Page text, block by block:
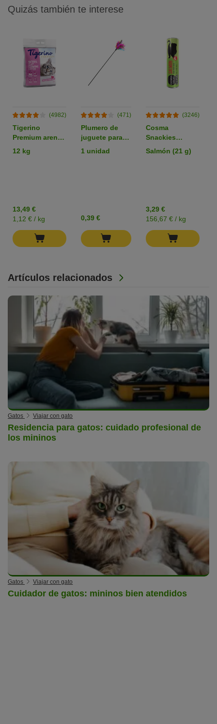
Artículos relacionados
Gatos Viajar con gato
Residencia para gatos: cuidado profesional de
los mininos
Gatos Viajar con gato
Cuidador de gatos: mininos bien atendidos
Quizás también te interese
(4982)
Tigerino
Premium arena
aglomerante
con olor a talco
12 kg
13,49 €
1,12 € / kg
(471)
Plumero de
juguete para
gatos
1 unidad
0,39 €
(3246)
Cosma
Snackies
liofilizados
snacks para
Salmón (21 g)
3,29 €
156,67 € / kg